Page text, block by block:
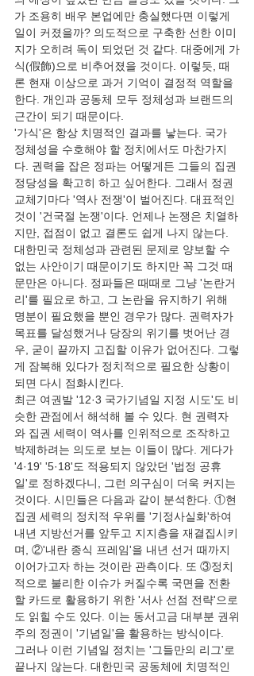
가 조용히 배우 본업에만 충실했다면 이렇게
일이 커졌을까? 의도적으로 구축한 선한 이미
지가 오히려 독이 되었던 것 같다. 대중에게 가
식(假飾)으로 비추어졌을 것이다. 이렇듯, 때
론 현재 이상으로 과거 기억이 결정적 역할을
한다. 개인과 공동체 모두 정체성과 브랜드의
근간이 되기 때문이다.
'가식'은 항상 치명적인 결과를 낳는다. 국가
정체성을 수호해야 할 정치에서도 마찬가지
다. 권력을 잡은 정파는 어떻게든 그들의 집권
정당성을 확고히 하고 싶어한다. 그래서 정권
교체기마다 '역사 전쟁'이 벌어진다. 대표적인
것이 '건국절 논쟁'이다. 언제나 논쟁은 치열하
지만, 접점이 없고 결론도 쉽게 나지 않는다.
대한민국 정체성과 관련된 문제로 양보할 수
없는 사안이기 때문이기도 하지만 꼭 그것 때
문만은 아니다. 정파들은 때때로 그냥 '논란거
리'를 필요로 하고, 그 논란을 유지하기 위해
명분이 필요했을 뿐인 경우가 많다. 권력자가
목표를 달성했거나 당장의 위기를 벗어난 경
우, 굳이 끝까지 고집할 이유가 없어진다. 그렇
게 잠복해 있다가 정치적으로 필요한 상황이
되면 다시 점화시킨다.
최근 여권발 '12·3 국가기념일 지정 시도'도 비
슷한 관점에서 해석해 볼 수 있다. 현 권력자
와 집권 세력이 역사를 인위적으로 조작하고
박제하려는 의도로 보는 이들이 많다. 게다가
'4·19' '5·18'도 적용되지 않았던 '법정 공휴
일'로 정하겠다니, 그런 의구심이 더욱 커지는
것이다. 시민들은 다음과 같이 분석한다. ①현
집권 세력의 정치적 우위를 '기정사실화'하여
내년 지방선거를 앞두고 지지층을 재결집시키
며, ②'내란 종식 프레임'을 내년 선거 때까지
이어가고자 하는 것이란 관측이다. 또 ③정치
적으로 불리한 이슈가 커질수록 국면을 전환
할 카드로 활용하기 위한 '서사 선점 전략'으로
도 읽힐 수도 있다. 이는 동서고금 대부분 권위
주의 정권이 '기념일'을 활용하는 방식이다.
그러나 이런 기념일 정치는 '그들만의 리그'로
끝나지 않는다. 대한민국 공동체에 치명적인